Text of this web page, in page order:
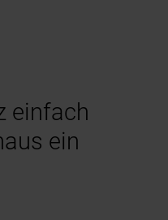
einfach
ein